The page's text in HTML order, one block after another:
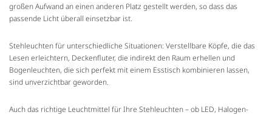
großen Aufwand an einen anderen Platz gestellt werden, so dass das
passende Licht überall einsetzbar ist.
Stehleuchten für unterschiedliche Situationen: Verstellbare Köpfe, die das
Lesen erleichtern, Deckenfluter, die indirekt den Raum erhellen und
Bogenleuchten, die sich perfekt mit einem Esstisch kombinieren lassen,
sind unverzichtbar geworden.
Auch das richtige Leuchtmittel für Ihre Stehleuchten – ob LED, Halogen-